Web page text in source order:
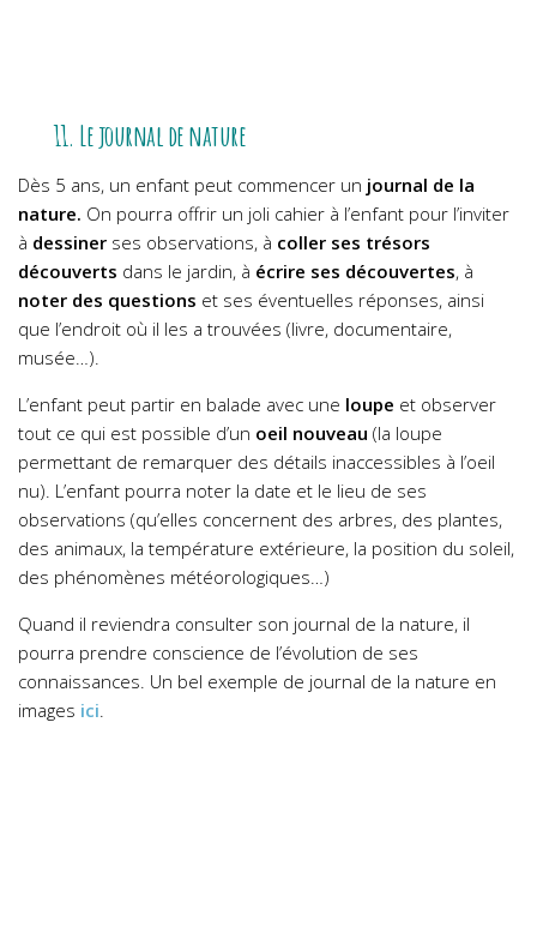
11. Le journal de nature
Dès 5 ans, un enfant peut commencer un journal de la
nature. On pourra offrir un joli cahier à l’enfant pour l’inviter
à dessiner ses observations, à coller ses trésors
découverts dans le jardin, à écrire ses découvertes, à
noter des questions et ses éventuelles réponses, ainsi
que l’endroit où il les a trouvées (livre, documentaire,
musée…).
L’enfant peut partir en balade avec une loupe et observer
tout ce qui est possible d’un oeil nouveau (la loupe
permettant de remarquer des détails inaccessibles à l’oeil
nu). L’enfant pourra noter la date et le lieu de ses
observations (qu’elles concernent des arbres, des plantes,
des animaux, la température extérieure, la position du soleil,
des phénomènes météorologiques…)
Quand il reviendra consulter son journal de la nature, il
pourra prendre conscience de l’évolution de ses
connaissances. Un bel exemple de journal de la nature en
images ici.